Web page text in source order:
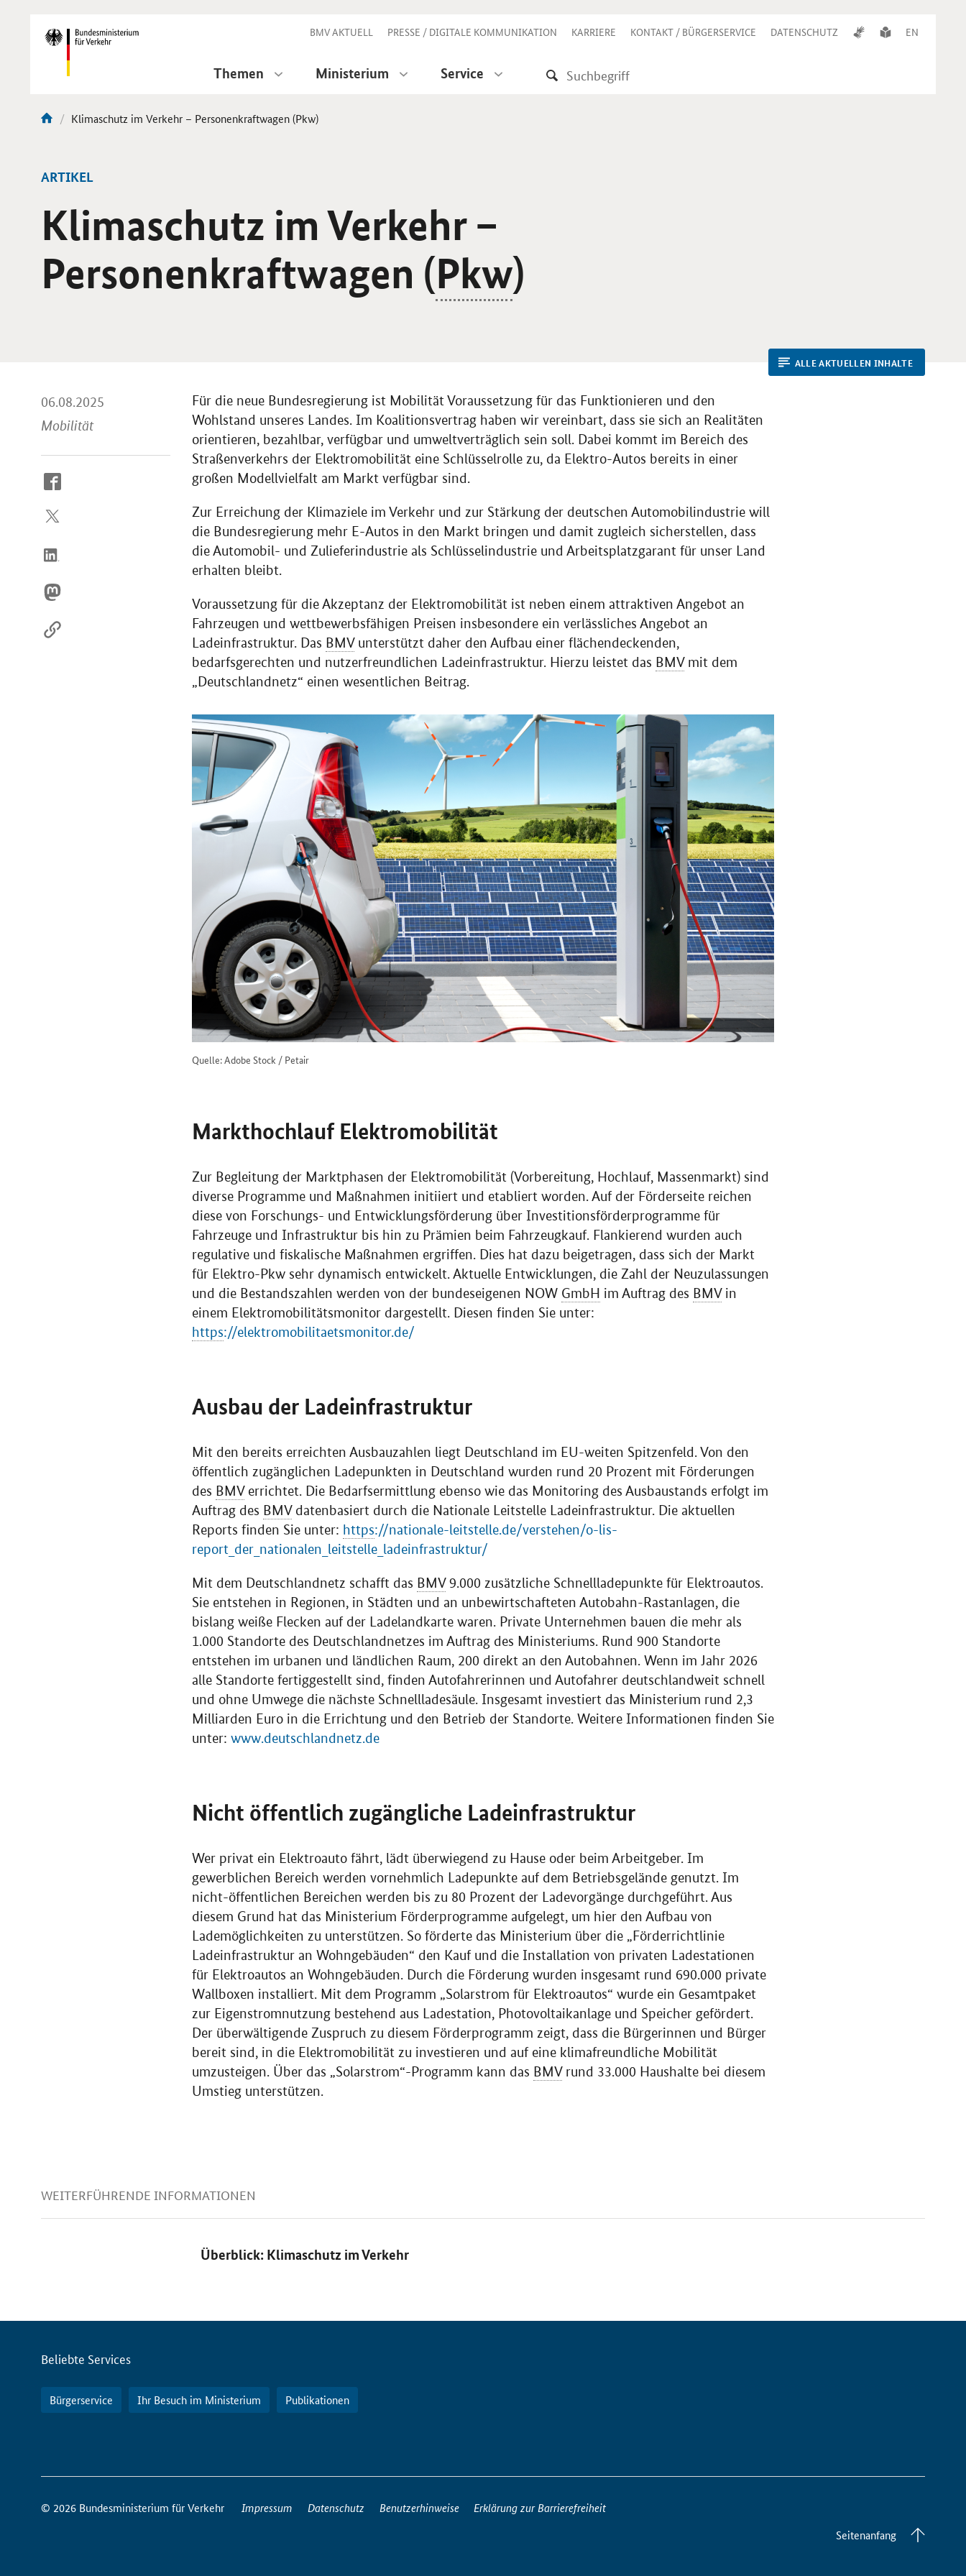
Navigation BMV AKTUELL PRESSE / DIGITALE KOMMUNIKATION KARRIERE KONTAKT / BÜRGERSERVICE DATENSCHUTZ EN
Themen Ministerium Service
Aktuelle
Klimaschutz im Verkehr – Personenkraftwagen (Pkw)
ARTIKEL
Klimaschutz im Verkehr –
Personenkraftwagen (Pkw)
ALLE AKTUELLEN INHALTE
06.08.2025
Mobilität
So
Sie
Internet
Für die neue Bundesregierung ist Mobilität Voraussetzung für das Funktionieren und den
Wohlstand unseres Landes. Im Koalitionsvertrag haben wir vereinbart, dass sie sich an Realitäten
orientieren, bezahlbar, verfügbar und umweltverträglich sein soll. Dabei kommt im Bereich des
Straßenverkehrs der Elektromobilität eine Schlüsselrolle zu, da Elektro-Autos bereits in einer
großen Modellvielfalt am Markt verfügbar sind.
Zur Erreichung der Klimaziele im Verkehr und zur Stärkung der deutschen Automobilindustrie will
die Bundesregierung mehr E-Autos in den Markt bringen und damit zugleich sicherstellen, dass
die Automobil- und Zulieferindustrie als Schlüsselindustrie und Arbeitsplatzgarant für unser Land
erhalten bleibt.
Voraussetzung für die Akzeptanz der Elektromobilität ist neben einem attraktiven Angebot an
Fahrzeugen und wettbewerbsfähigen Preisen insbesondere ein verlässliches Angebot an
Ladeinfrastruktur. Das BMVunterstützt daher den Aufbau einer flächendeckenden,
bedarfsgerechten und nutzerfreundlichen Ladeinfrastruktur. Hierzu leistet das BMVmit dem
„Deutschlandnetz“ einen wesentlichen Beitrag.
Quelle: Adobe Stock / Petair
Markthochlauf Elektromobilität
Zur Begleitung der Marktphasen der Elektromobilität (Vorbereitung, Hochlauf, Massenmarkt) sind
diverse Programme und Maßnahmen initiiert und etabliert worden. Auf der Förderseite reichen
diese von Forschungs- und Entwicklungsförderung über Investitionsförderprogramme für
Fahrzeuge und Infrastruktur bis hin zu Prämien beim Fahrzeugkauf. Flankierend wurden auch
regulative und fiskalische Maßnahmen ergriffen. Dies hat dazu beigetragen, dass sich der Markt
für Elektro-Pkw sehr dynamisch entwickelt. Aktuelle Entwicklungen, die Zahl der Neuzulassungen
und die Bestandszahlen werden von der bundeseigenen NOW GmbH im Auftrag des BMVin
einem Elektromobilitätsmonitor dargestellt. Diesen finden Sie unter:
https://elektromobilitaetsmonitor.de/
Ausbau der Ladeinfrastruktur
Mit den bereits erreichten Ausbauzahlen liegt Deutschland im EU-weiten Spitzenfeld. Von den
öffentlich zugänglichen Ladepunkten in Deutschland wurden rund 20 Prozent mit Förderungen
des BMVerrichtet. Die Bedarfsermittlung ebenso wie das Monitoring des Ausbaustands erfolgt im
Auftrag des BMVdatenbasiert durch die Nationale Leitstelle Ladeinfrastruktur. Die aktuellen
Reports finden Sie unter: https://nationale-leitstelle.de/verstehen/o-lis-
report_der_nationalen_leitstelle_ladeinfrastruktur/
Mit dem Deutschlandnetz schafft das BMV9.000 zusätzliche Schnellladepunkte für Elektroautos.
Sie entstehen in Regionen, in Städten und an unbewirtschafteten Autobahn-Rastanlagen, die
bislang weiße Flecken auf der Ladelandkarte waren. Private Unternehmen bauen die mehr als
1.000 Standorte des Deutschlandnetzes im Auftrag des Ministeriums. Rund 900 Standorte
entstehen im urbanen und ländlichen Raum, 200 direkt an den Autobahnen. Wenn im Jahr 2026
alle Standorte fertiggestellt sind, finden Autofahrerinnen und Autofahrer deutschlandweit schnell
und ohne Umwege die nächste Schnellladesäule. Insgesamt investiert das Ministerium rund 2,3
Milliarden Euro in die Errichtung und den Betrieb der Standorte. Weitere Informationen finden Sie
unter: www.deutschlandnetz.de
Nicht öffentlich zugängliche Ladeinfrastruktur
Wer privat ein Elektroauto fährt, lädt überwiegend zu Hause oder beim Arbeitgeber. Im
gewerblichen Bereich werden vornehmlich Ladepunkte auf dem Betriebsgelände genutzt. Im
nicht-öffentlichen Bereichen werden bis zu 80 Prozent der Ladevorgänge durchgeführt. Aus
diesem Grund hat das Ministerium Förderprogramme aufgelegt, um hier den Aufbau von
Lademöglichkeiten zu unterstützen. So förderte das Ministerium über die „Förderrichtlinie
Ladeinfrastruktur an Wohngebäuden“ den Kauf und die Installation von privaten Ladestationen
für Elektroautos an Wohngebäuden. Durch die Förderung wurden insgesamt rund 690.000 private
Wallboxen installiert. Mit dem Programm „Solarstrom für Elektroautos“ wurde ein Gesamtpaket
zur Eigenstromnutzung bestehend aus Ladestation, Photovoltaikanlage und Speicher gefördert.
Der überwältigende Zuspruch zu diesem Förderprogramm zeigt, dass die Bürgerinnen und Bürger
bereit sind, in die Elektromobilität zu investieren und auf eine klimafreundliche Mobilität
umzusteigen. Über das „Solarstrom“-Programm kann das BMVrund 33.000 Haushalte bei diesem
Umstieg unterstützen.
WEITERFÜHRENDE INFORMATIONEN
Überblick: Klimaschutz im Verkehr
Servicemenü
Beliebte Services
Bürgerservice Ihr Besuch im Ministerium Publikationen
So
Sie
© 2026 Bundesministerium für Verkehr Impressum Datenschutz Benutzerhinweise
Erklärung zur Barrierefreiheit
Seitenanfang